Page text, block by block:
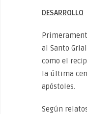
DESARROLLO
al Santo
como el
la última
apóstoles.
Según